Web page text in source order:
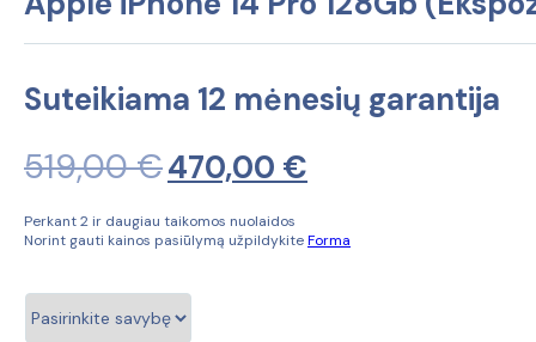
Suteikiama 12 mėnesių garantija
519,00€Original
price
519,00 €.
470,00 €
Perkant 2 ir daugiau taikomos nuolaidos
Norint gauti kainos pasiūlymą užpildykiteForma